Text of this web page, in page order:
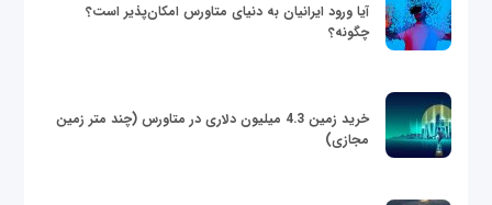
آیا ورود ایرانیان به دنیای متاورس امکان‌پذیر است؟
چگونه؟
خرید زمین 4.3 میلیون دلاری در متاورس (چند متر زمین
مجازی)